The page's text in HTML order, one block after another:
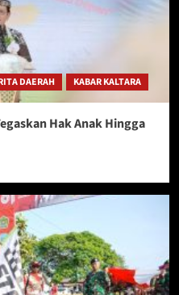
DAERAH KABAR KALTARA
Hak Anak Hingga